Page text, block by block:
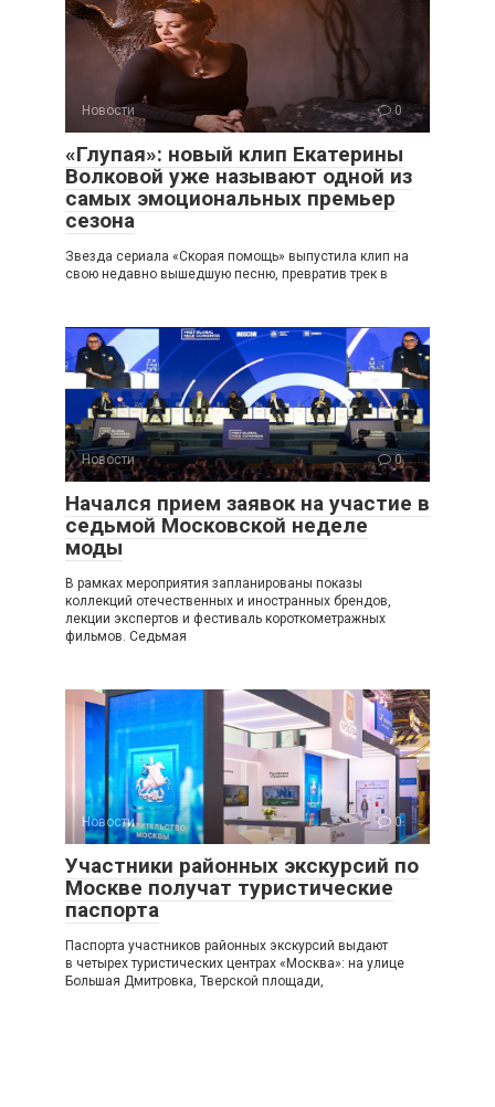
Новости 0
«Глупая»: новый клип Екатерины
Волковой уже называют одной из
самых эмоциональных премьер
сезона
Звезда сериала «Скорая помощь» выпустила клип на
свою недавно вышедшую песню, превратив трек в
Новости 0
Начался прием заявок на участие в
седьмой Московской неделе
моды
В рамках мероприятия запланированы показы
коллекций отечественных и иностранных брендов,
лекции экспертов и фестиваль короткометражных
фильмов. Седьмая
Новости 0
Участники районных экскурсий по
Москве получат туристические
паспорта
Паспорта участников районных экскурсий выдают
в четырех туристических центрах «Москва»: на улице
Большая Дмитровка, Тверской площади,